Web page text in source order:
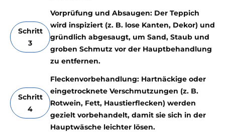
Schritt
3
Vorprüfung und Absaugen: Der Teppich
wird inspiziert (z. B. lose Kanten, Dekor) und
gründlich abgesaugt, um Sand, Staub und
groben Schmutz vor der Hauptbehandlung
zu entfernen.
Schritt
4
Fleckenvorbehandlung: Hartnäckige oder
eingetrocknete Verschmutzungen (z. B.
Rotwein, Fett, Haustierflecken) werden
gezielt vorbehandelt, damit sie sich in der
Hauptwäsche leichter lösen.